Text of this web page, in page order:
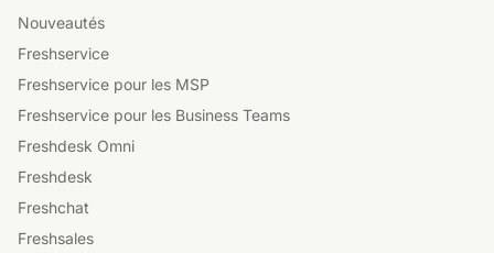
Nouveautés
Freshservice
Freshservice pour les MSP
Freshservice pour les Business Teams
Freshdesk Omni
Freshdesk
Freshchat
Freshsales